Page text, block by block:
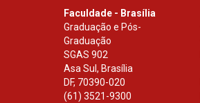
Faculdade - Brasília
Graduação e Pós-
Graduação
SGAS 902
Asa Sul, Brasília
DF, 70390-020
(61) 3521-9300